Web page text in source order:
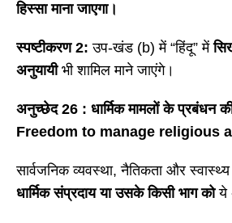
हिस्सा माना जाएगा।
स्पष्टीकरण 2: उप-खंड (b) में “हिंदू” में
अनुयायीभी शामिल माने जाएंगे।
अनुच्छेद 26 : धार्मिक मामलों के प्रबंधन
Freedom to manage religious
सार्वजनिक व्यवस्था, नैतिकता और
धार्मिक संप्रदाय या उसके किसी भाग कोये